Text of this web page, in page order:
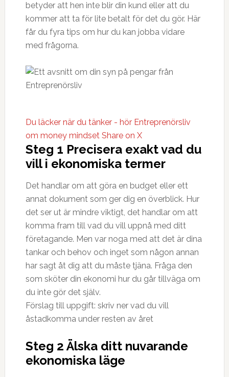
betyder att hen inte blir din kund eller att du
kommer att ta för lite betalt för det du gör. Här
får du fyra tips om hur du kan jobba vidare
med frågorna.
Du läcker när du tänker - hör Entreprenörsliv
om money mindset Share on X
Steg 1 Precisera exakt vad du
vill i ekonomiska termer
Det handlar om att göra en budget eller ett
annat dokument som ger dig en överblick. Hur
det ser ut är mindre viktigt, det handlar om att
komma fram till vad du vill uppnå med ditt
företagande. Men var noga med att det är dina
tankar och behov och inget som någon annan
har sagt åt dig att du måste tjäna. Fråga den
som sköter din ekonomi hur du går tillväga om
du inte gör det själv.
Förslag till uppgift: skriv ner vad du vill
åstadkomma under resten av året
Steg 2 Älska ditt nuvarande
ekonomiska läge⠀